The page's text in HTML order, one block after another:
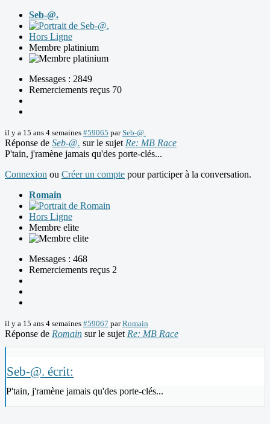
Seb-@.
Hors Ligne
Membre platinium
Messages : 2849
Remerciements reçus 70
il y a 15 ans 4 semaines #59065 parSeb-@.
Réponse de Seb-@. sur le sujet Re: MB Race
P'tain, j'ramène jamais qu'des porte-clés...
Connexion ou Créer un compte pour participer à la conversation.
Romain
Hors Ligne
Membre elite
Messages : 468
Remerciements reçus 2
il y a 15 ans 4 semaines #59067 parRomain
Réponse de Romain sur le sujet Re: MB Race
Seb-@. écrit:
P'tain, j'ramène jamais qu'des porte-clés...